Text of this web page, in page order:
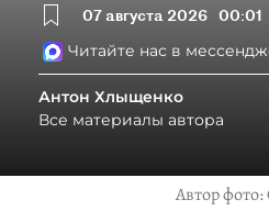
07 августа 2026 00:01
Читайте нас в
Антон Хлыщенко
Все материалы автора
Автор фото: